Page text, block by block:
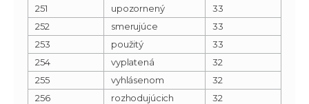
251
upozornený
33
252
smerujúce
33
253
použitý
33
254
vyplatená
32
255
vyhlásenom
32
256
rozhodujúcich
32